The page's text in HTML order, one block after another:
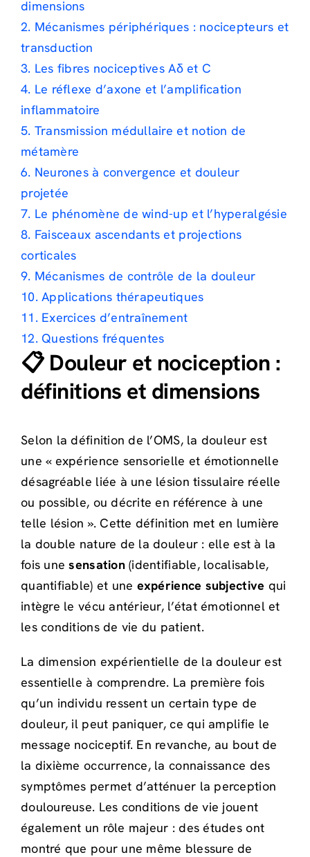
dimensions
2. Mécanismes périphériques : nocicepteurs et
transduction
3. Les fibres nociceptives Aδ et C
4. Le réflexe d’axone et l’amplification
inflammatoire
5. Transmission médullaire et notion de
métamère
6. Neurones à convergence et douleur
projetée
7. Le phénomène de wind-up et l’hyperalgésie
8. Faisceaux ascendants et projections
corticales
9. Mécanismes de contrôle de la douleur
10. Applications thérapeutiques
11. Exercices d’entraînement
12. Questions fréquentes
📋 Douleur et nociception :
définitions et dimensions
Selon la définition de l’OMS, la douleur est
une « expérience sensorielle et émotionnelle
désagréable liée à une lésion tissulaire réelle
ou possible, ou décrite en référence à une
telle lésion ». Cette définition met en lumière
la double nature de la douleur : elle est à la
fois unesensation(identifiable, localisable,
quantifiable) et une expérience subjective qui
intègre le vécu antérieur, l’état émotionnel et
les conditions de vie du patient.
La dimension expérientielle de la douleur est
essentielle à comprendre. La première fois
qu’un individu ressent un certain type de
douleur, il peut paniquer, ce qui amplifie le
message nociceptif. En revanche, au bout de
la dixième occurrence, la connaissance des
symptômes permet d’atténuer la perception
douloureuse. Les conditions de vie jouent
également un rôle majeur : des études ont
montré que pour une même blessure de